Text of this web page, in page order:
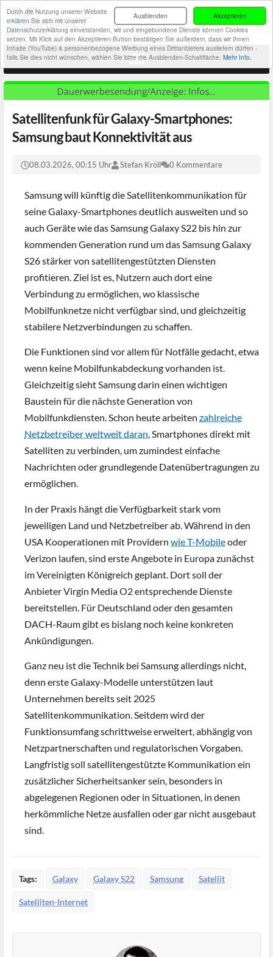
Akzeptieren
Ausblenden
Durch die Nutzung unserer Website
erklären Sie sich mit unserer
Datenschutzerklärung einverstanden, wir und eingebundene Dienste können Cookies
setzen. Mit Klick auf den Akzeptieren-Button bestätigen Sie außerdem, dass wir Ihnen
Inhalte (YouTube) & personenbezogene Werbung eines Drittanbieters ausliefern dürfen -
falls Sie dies nicht wünschen, wählen Sie bitte die Ausblenden-Schaltfläche. Mehr Info.
Satellitenfunk für Galaxy-Smartphones:
Samsung baut Konnektivität aus
08.03.2026, 00:15 Uhr Stefan Kröll 0 Kommentare
Samsung will künftig die Satellitenkommunikation für
seine Galaxy-Smartphones deutlich ausweiten und so
auch Geräte wie das Samsung Galaxy S22 bis hin zur
kommenden Generation rund um das Samsung Galaxy
S26 stärker von satellitengestützten Diensten
profitieren. Ziel ist es, Nutzern auch dort eine
Verbindung zu ermöglichen, wo klassische
Mobilfunknetze nicht verfügbar sind, und gleichzeitig
stabilere Netzverbindungen zu schaffen.
Die Funktionen sind vor allem für Notfälle gedacht, etwa
wenn keine Mobilfunkabdeckung vorhanden ist.
Gleichzeitig sieht Samsung darin einen wichtigen
Baustein für die nächste Generation von
Mobilfunkdiensten. Schon heute arbeiten zahlreiche
Netzbetreiber weltweit daran, Smartphones direkt mit
Satelliten zu verbinden, um zumindest einfache
Nachrichten oder grundlegende Datenübertragungen zu
ermöglichen.
In der Praxis hängt die Verfügbarkeit stark vom
jeweiligen Land und Netzbetreiber ab. Während in den
USA Kooperationen mit Providern wie T-Mobileoder
Verizon laufen, sind erste Angebote in Europa zunächst
im Vereinigten Königreich geplant. Dort soll der
Anbieter Virgin Media O2 entsprechende Dienste
bereitstellen. Für Deutschland oder den gesamten
DACH-Raum gibt es bislang noch keine konkreten
Ankündigungen.
Ganz neu ist die Technik bei Samsung allerdings nicht,
denn erste Galaxy-Modelle unterstützen laut
Unternehmen bereits seit 2025
Satellitenkommunikation. Seitdem wird der
Funktionsumfang schrittweise erweitert, abhängig von
Netzpartnerschaften und regulatorischen Vorgaben.
Langfristig soll satellitengestützte Kommunikation ein
zusätzlicher Sicherheitsanker sein, besonders in
abgelegenen Regionen oder in Situationen, in denen
herkömmliche Netze ausfallen oder gar nicht ausgebaut
sind.
Tags: Galaxy Galaxy S22 Samsung Satellit
Satelliten-Internet